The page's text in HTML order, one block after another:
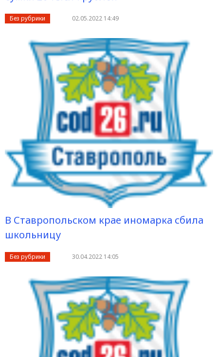
Без рубрики 02.05.2022 14:49
В Ставропольском крае иномарка сбила
школьницу
Без рубрики 30.04.2022 14:05